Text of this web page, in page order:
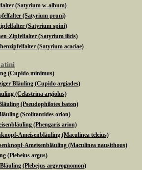
(Satyrium w-album)
(Satyrium pruni)
(Satyrium spini)
Zipfelfalter (Satyrium ilicis)
(Satyrium acaciae)
(Cupido minimus)
Bläuling (Cupido argiades)
(Celastrina argiolus)
(Pseudophilotes baton)
(Scolitantides orion)
(Phengaris arion)
Ameisenbläuling (Maculinea teleius)
Ameisenbläuling (Maculinea nausithous)
(Plebeius argus)
(Plebejus argyrognomon)